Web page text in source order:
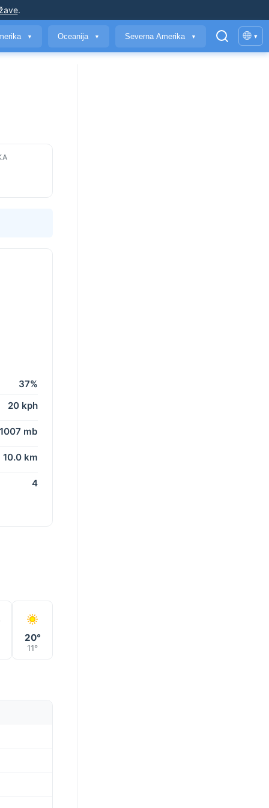
.
▼ Oceanija ▼ Severna Amerika ▼ 🌐 ▾
37%
20 kph
1007 mb
10.0 km
4
20°
11°